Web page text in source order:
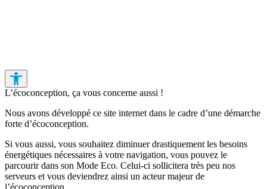
L’écoconception, ça vous concerne aussi !
Nous avons développé ce site internet dans le cadre d’une démarche
forte d’écoconception.
Si vous aussi, vous souhaitez diminuer drastiquement les besoins
énergétiques nécessaires à votre navigation, vous pouvez le
parcourir dans son Mode Eco. Celui-ci sollicitera très peu nos
serveurs et vous deviendrez ainsi un acteur majeur de
l’écoconception.